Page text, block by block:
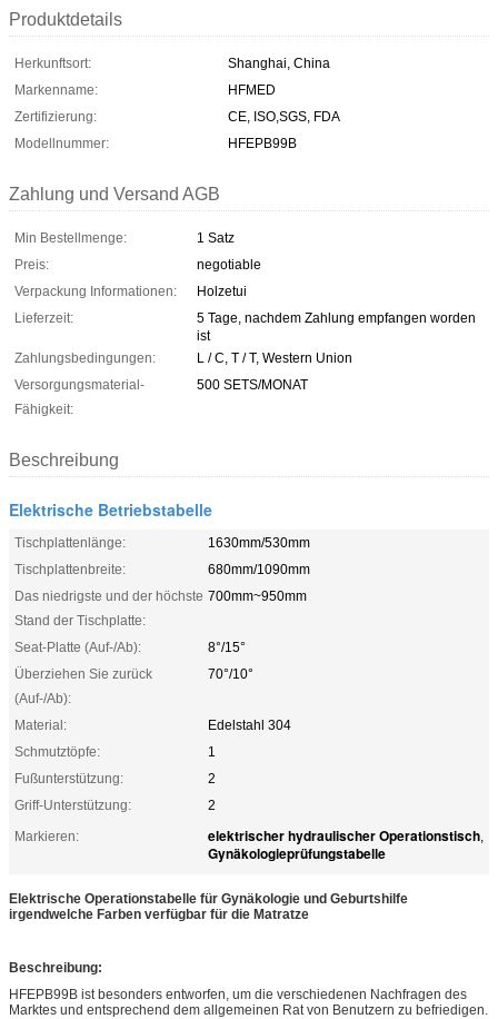
Produktdetails
Herkunftsort:
Shanghai, China
Markenname:
HFMED
Zertifizierung:
CE, ISO,SGS, FDA
Modellnummer:
HFEPB99B
Zahlung und Versand AGB
Min Bestellmenge:
1 Satz
Preis:
negotiable
Verpackung Informationen:
Holzetui
Lieferzeit:
5 Tage, nachdem Zahlung empfangen worden
ist
Zahlungsbedingungen:
L / C, T / T, Western Union
Versorgungsmaterial-
Fähigkeit:
500 SETS/MONAT
Beschreibung
Elektrische Betriebstabelle
Tischplattenlänge:
1630mm/530mm
Tischplattenbreite:
680mm/1090mm
Das niedrigste und der höchste
Stand der Tischplatte:
700mm~950mm
Seat-Platte (Auf-/Ab):
8°/15°
Überziehen Sie zurück
(Auf-/Ab):
70°/10°
Material:
Edelstahl 304
Schmutztöpfe:
1
Fußunterstützung:
2
Griff-Unterstützung:
2
Markieren:
elektrischer hydraulischer Operationstisch,
Gynäkologieprüfungstabelle
Elektrische Operationstabelle für Gynäkologie und Geburtshilfe
irgendwelche Farben verfügbar für die Matratze
Beschreibung:
HFEPB99B ist besonders entworfen, um die verschiedenen Nachfragen des
Marktes und entsprechend dem allgemeinen Rat von Benutzern zu befriedigen.